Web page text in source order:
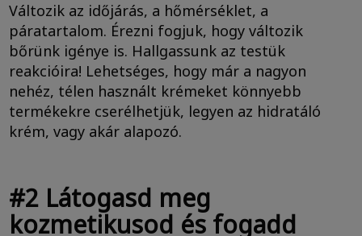
Változik az időjárás, a hőmérséklet, a
páratartalom. Érezni fogjuk, hogy változik
bőrünk igénye is. Hallgassunk az testük
reakcióira! Lehetséges, hogy már a nagyon
nehéz, télen használt krémeket könnyebb
termékekre cserélhetjük, legyen az hidratáló
krém, vagy akár alapozó.
#2 Látogasd meg
kozmetikusod és fogadd